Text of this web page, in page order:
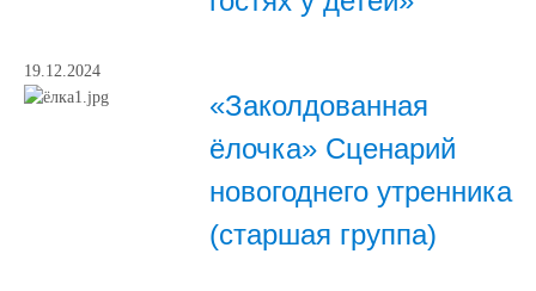
19.12.2024
«Заколдованная
ёлочка» Сценарий
новогоднего утренника
(старшая группа)